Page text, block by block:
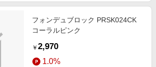
フォンデュブロック PRSK024CK
コーラルピンク
￥ 2,970
1.0%